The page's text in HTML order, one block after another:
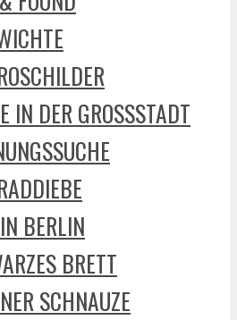
IN DER GROSSSTADT
BERLIN
BRETT
SCHNAUZE